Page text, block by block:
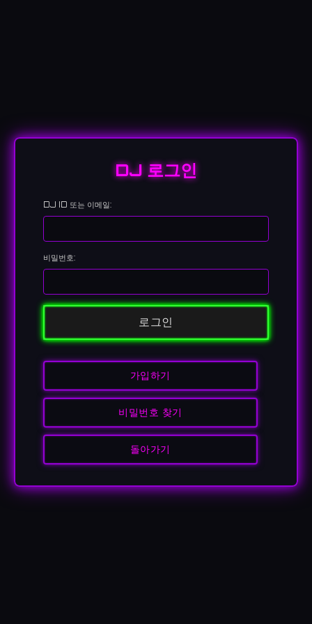
DJ 로그인
DJ ID 또는 이메일:
비밀번호:
로그인
가입하기
비밀번호 찾기
돌아가기